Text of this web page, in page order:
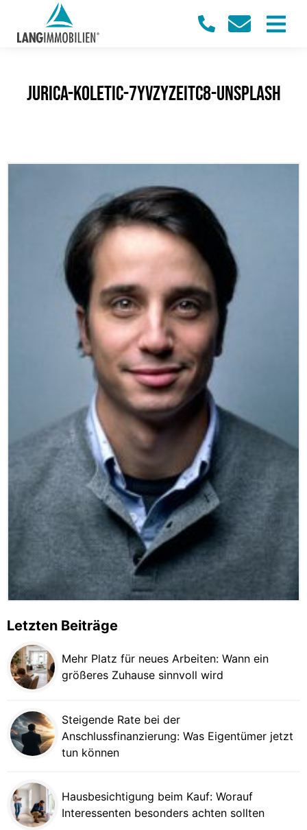
jurica-koletic-7YVZYZeITc8-unsplash
Letzten Beiträge
Mehr Platz für neues Arbeiten: Wann ein
größeres Zuhause sinnvoll wird
Steigende Rate bei der
Anschlussfinanzierung: Was Eigentümer jetzt
tun können
Hausbesichtigung beim Kauf: Worauf
Interessenten besonders achten sollten